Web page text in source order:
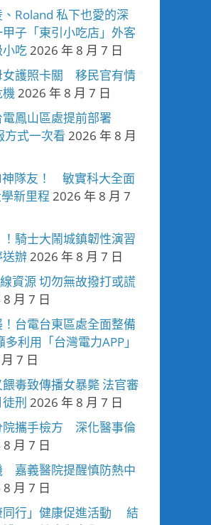
Roland 私下也愛的深
子「東引小吃店」外客
吃2026 年 8 月 7 日
女護照卡關 移民官有情
2026 年 8 月 7 日
電鳳山區處提前部署
方式一次看 2026 年 8 月
神隊友！ 敏實科大全面
新里程 2026 年 8 月 7
！騎士大鬧城鎮韌性演習
辦2026 年 8 月 7 日
資源 切勿無故撥打或謊
月 7 日
台電台東區處全面整備
利用「台灣電力APP」
7 日
毒致傳播女暴斃 法官審
刑 2026 年 8 月 7 日
院攜手檢方 深化醫事倫
月 7 日
嘉義醫院提醒慎防熱中
月 7 日
同行」健康促進活動 結